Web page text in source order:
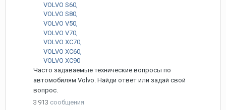
VOLVO S60
VOLVO S80
VOLVO V50
VOLVO V70
VOLVO XC70
VOLVO XC60
VOLVO XC90
Часто задаваемые технические вопросы по
автомобилям Volvo. Найди ответ или задай свой
вопрос.
3 913 сообщения